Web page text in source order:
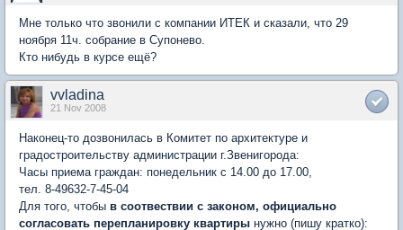
Мне только что звонили с компании ИТЕК и сказали, что 29
ноября 11ч. собрание в Супонево.
Кто нибудь в курсе ещё?
vvladina
21 Nov 2008
Наконец-то дозвонилась в Комитет по архитектуре и
градостроительству администрации г.Звенигорода:
Часы приема граждан: понедельник с 14.00 до 17.00,
тел. 8-49632-7-45-04
Для того, чтобы в соотвествии с законом, официально
согласовать перепланировку квартиры нужно (пишу кратко):